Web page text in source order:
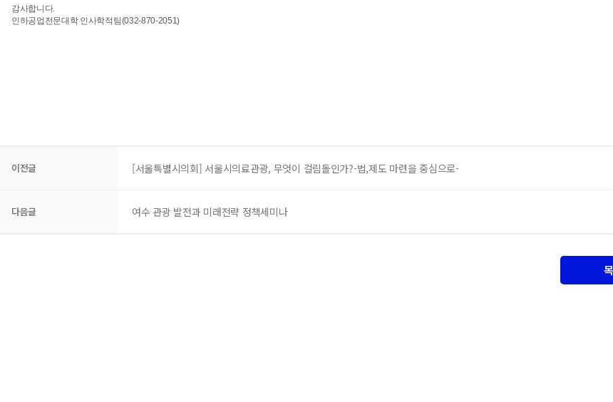
감사합니다.
인하공업전문대학 인사학적팀(032-870-2051)
이전글 [서울특별시의회] 서울시의료관광, 무엇이 걸림돌인가?-법,제도 마련을 중심으로-
다음글 여수 관광 발전과 미래전략 정책세미나